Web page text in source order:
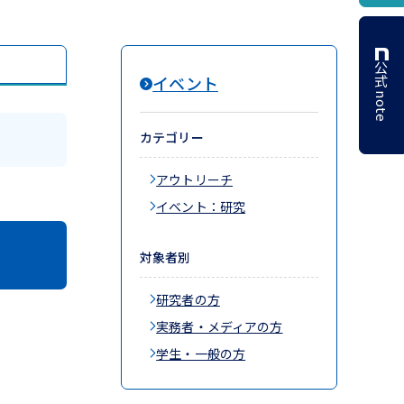
イベント
カテゴリー
アウトリーチ
イベント：研究
対象者別
研究者の方
実務者・メディアの方
学生・一般の方
公式 note